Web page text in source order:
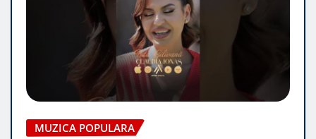
MUZICA POPULARA